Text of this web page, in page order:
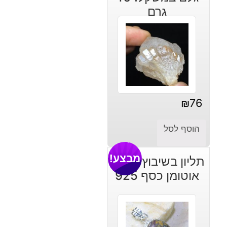
גרם
₪76
הוסף לסל
תליון בשיבוץ ג'ספר
אוטומן כסף 925
מבצע!